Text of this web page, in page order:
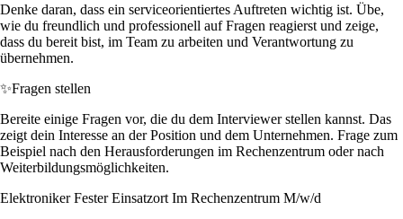
Denke daran, dass ein serviceorientiertes Auftreten wichtig ist. Übe,
wie du freundlich und professionell auf Fragen reagierst und zeige,
dass du bereit bist, im Team zu arbeiten und Verantwortung zu
übernehmen.
✨Fragen stellen
Bereite einige Fragen vor, die du dem Interviewer stellen kannst. Das
zeigt dein Interesse an der Position und dem Unternehmen. Frage zum
Beispiel nach den Herausforderungen im Rechenzentrum oder nach
Weiterbildungsmöglichkeiten.
Elektroniker Fester Einsatzort Im Rechenzentrum M/w/d